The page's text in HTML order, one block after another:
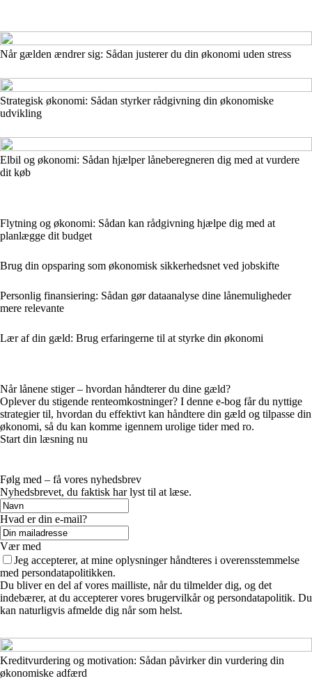
Når gælden ændrer sig: Sådan justerer du din økonomi uden stress
Strategisk økonomi: Sådan styrker rådgivning din økonomiske
udvikling
Elbil og økonomi: Sådan hjælper låneberegneren dig med at vurdere
dit køb
Flytning og økonomi: Sådan kan rådgivning hjælpe dig med at
planlægge dit budget
Brug din opsparing som økonomisk sikkerhedsnet ved jobskifte
Personlig finansiering: Sådan gør dataanalyse dine lånemuligheder
mere relevante
Lær af din gæld: Brug erfaringerne til at styrke din økonomi
Når lånene stiger – hvordan håndterer du dine gæld?
Oplever du stigende renteomkostninger? I denne e-bog får du nyttige
strategier til, hvordan du effektivt kan håndtere din gæld og tilpasse din
økonomi, så du kan komme igennem urolige tider med ro.
Start din læsning nu
Følg med – få vores nyhedsbrev
Nyhedsbrevet, du faktisk har lyst til at læse.
Hvad er din e-mail?
Vær med
Jeg accepterer, at mine oplysninger håndteres i overensstemmelse
med persondatapolitikken.
Du bliver en del af vores mailliste, når du tilmelder dig, og det
indebærer, at du accepterer vores brugervilkår og persondatapolitik. Du
kan naturligvis afmelde dig når som helst.
Kreditvurdering og motivation: Sådan påvirker din vurdering din
økonomiske adfærd